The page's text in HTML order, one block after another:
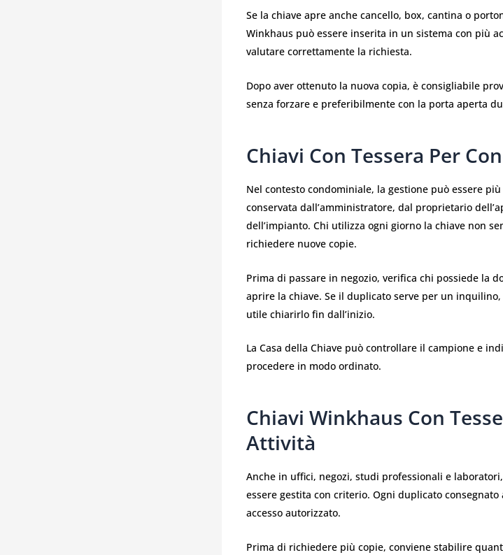
Se la chiave apre anche cancello, box, cantina o
Winkhaus può essere inserita in un sistema con più
valutare correttamente la richiesta.
Dopo aver ottenuto la nuova copia, è consigliabile
senza forzare e preferibilmente con la porta aperta
Chiavi Con Tessera Per
Nel contesto condominiale, la gestione può essere
conservata dall’amministratore, dal proprietario
dell’impianto. Chi utilizza ogni giorno la chiave non
richiedere nuove copie.
Prima di passare in negozio, verifica chi possiede la
aprire la chiave. Se il duplicato serve per un
utile chiarirlo fin dall’inizio.
La Casa della Chiave può controllare il campione e
procedere in modo ordinato.
Chiavi Winkhaus Con
Attività
Anche in uffici, negozi, studi professionali e
essere gestita con criterio. Ogni duplicato
accesso autorizzato.
Prima di richiedere più copie, conviene stabilire